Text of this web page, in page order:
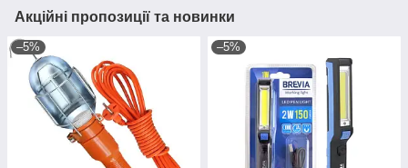
Акційні пропозиції та новинки
–5% –5%